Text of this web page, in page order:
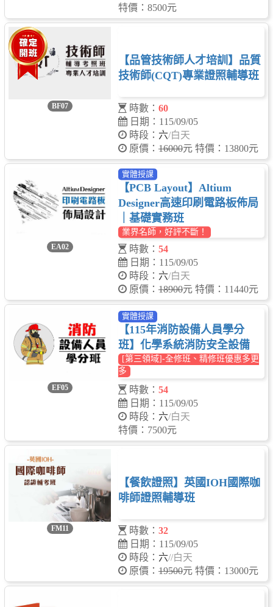
特價：8500元
BF07
【品管技術師人才培訓】品質
技術師(CQT)專業證照輔導班
時數： 60
日期：115/09/05
時段： 六/白天
原價： 16000元 特價：13800元
EA02
實體授課
【PCB Layout】Altium
Designer高速印刷電路板佈局
｜基礎實務班
業界名師，好評不斷！
時數： 54
日期：115/09/05
時段： 六/白天
原價： 18900元 特價：11440元
EF05
實體授課
【115年消防設備人員學分
班】化學系統消防安全設備
[第三領域]-全修班、精修班優惠多更
多
時數： 54
日期：115/09/05
時段： 六/白天
特價：7500元
FM11
【餐飲證照】英國IOH國際咖
啡師證照輔導班
時數： 32
日期：115/09/05
時段： 六//白天
原價： 19500元 特價：13000元